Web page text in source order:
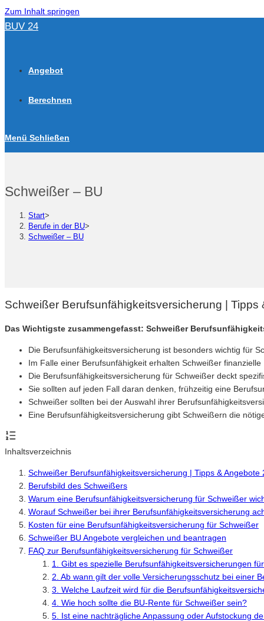
Zum Inhalt springen
BUV 24
Angebot
Berechnen
Menü Schließen
Schweißer – BU
Start>
Berufe in der BU>
Schweißer – BU
Schweißer Berufsunfähigkeitsversicherung | Tipps
Das Wichtigste zusammengefasst: Schweißer
Die Berufsunfähigkeitsversicherung ist besonders wichtig für
Im Falle einer Berufsunfähigkeit erhalten Schweißer
Die Berufsunfähigkeitsversicherung für Schweißer deckt
Sie sollten auf jeden Fall daran denken, frühzeitig eine
Schweißer sollten bei der Auswahl ihrer
Eine Berufsunfähigkeitsversicherung gibt Schweißern die
Inhaltsverzeichnis
Schweißer Berufsunfähigkeitsversicherung | Tipps & Angebote
Berufsbild des Schweißers
Warum eine Berufsunfähigkeitsversicherung für Schweißer
Worauf Schweißer bei ihrer Berufsunfähigkeitsversicherung
Kosten für eine Berufsunfähigkeitsversicherung für Schweißer
Schweißer BU Angebote vergleichen und beantragen
FAQ zur Berufsunfähigkeitsversicherung für Schweißer
1. Gibt es spezielle Berufsunfähigkeitsversicherungen
2. Ab wann gilt der volle Versicherungsschutz bei einer
3. Welche Laufzeit wird für die
4. Wie hoch sollte die BU-Rente für Schweißer sein?
5. Ist eine nachträgliche Anpassung oder Aufstockung